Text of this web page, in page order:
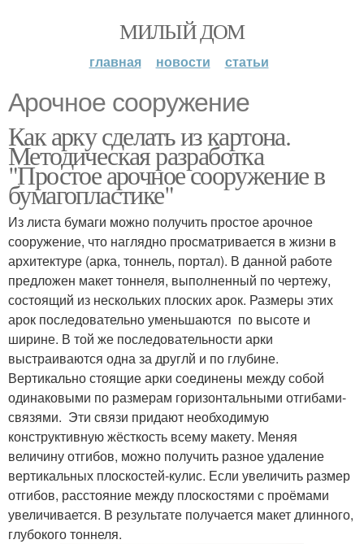
МИЛЫЙ ДОМ
главная новости статьи
Арочное сооружение
Как арку сделать из картона.
Методическая разработка
"Простое арочное сооружение в
бумагопластике"
Из листа бумаги можно получить простое арочное
сооружение, что наглядно просматривается в жизни в
архитектуре (арка, тоннель, портал). В данной работе
предложен макет тоннеля, выполненный по чертежу,
состоящий из нескольких плоских арок. Размеры этих
арок последовательно уменьшаются по высоте и
ширине. В той же последовательности арки
выстраиваются одна за друглй и по глубине.
Вертикально стоящие арки соединены между собой
одинаковыми по размерам горизонтальными отгибами-
связями. Эти связи придают необходимую
конструктивную жёсткость всему макету. Меняя
величину отгибов, можно получить разное удаление
вертикальных плоскостей-кулис. Если увеличить размер
отгибов, расстояние между плоскостями с проёмами
увеличивается. В результате получается макет длинного,
глубокого тоннеля.